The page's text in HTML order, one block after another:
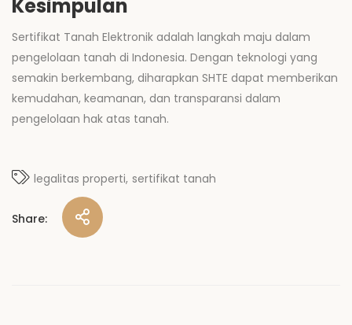
Kesimpulan
Sertifikat Tanah Elektronik adalah langkah maju dalam
pengelolaan tanah di Indonesia. Dengan teknologi yang
semakin berkembang, diharapkan SHTE dapat memberikan
kemudahan, keamanan, dan transparansi dalam
pengelolaan hak atas tanah.
legalitas properti sertifikat tanah
Share: